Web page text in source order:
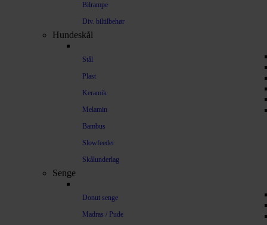
Bilrampe
Div. biltilbehør
Hundeskål
Stål
Plast
Keramik
Melamin
Bambus
Slowfeeder
Skålunderlag
Senge
Donut senge
Madras / Pude